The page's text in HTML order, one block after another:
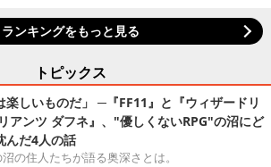
ランキングをもっと見る
トピックス
楽しいものだ」 ─『FF11』と『ウィザードリ
アンツ ダフネ』、"優しくないRPG"の沼にど
んだ4人の話
の住人たちが語る奥深さとは。